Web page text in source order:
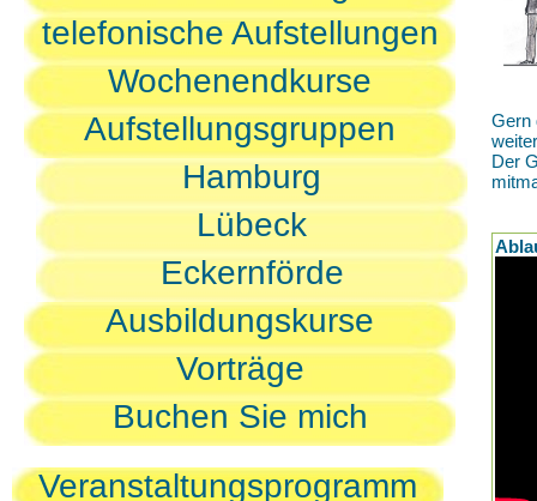
telefonische Aufstellungen
Wochenendkurse
Aufstellungsgruppen
Hamburg
Lübeck
Eckernförde
Ausbildungskurse
Vorträge
Buchen Sie mich
Veranstaltungsprogramm
Gern
Der